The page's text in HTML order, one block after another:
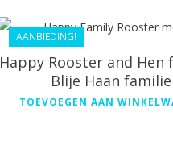
AANBIEDING!
Happy Rooster and Hen
Blije Haan familie
TOEVOEGEN AAN